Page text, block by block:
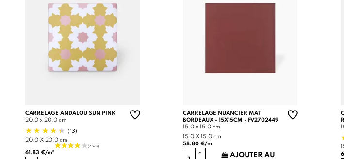
CARRELAGE ANDALOU SUN PINK
20.0 x 20.0 cm
(13)
20.0 X 20.0 cm
61.83 €/m²
CARRELAGE NUANCIER MAT
BORDEAUX - 15X15CM - FV2702449
15.0 x 15.0 cm
15.0 X 15.0 cm
58.80 €/m²
AJOUTER AU